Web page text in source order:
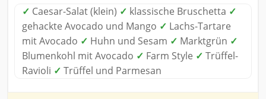
✓ Caesar-Salat (klein) ✓ klassische Bruschetta ✓
gehackte Avocado und Mango ✓ Lachs-Tartare
mit Avocado ✓ Huhn und Sesam ✓ Marktgrün ✓
Blumenkohl mit Avocado ✓ Farm Style ✓ Trüffel-
Ravioli ✓ Trüffel und Parmesan